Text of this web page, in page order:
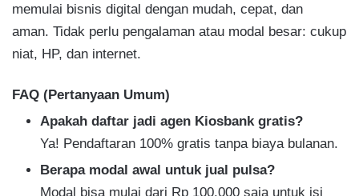
memulai bisnis digital dengan mudah, cepat, dan
aman. Tidak perlu pengalaman atau modal besar: cukup
niat, HP, dan internet.
FAQ (Pertanyaan Umum)
Apakah daftar jadi agen Kiosbank gratis?
Ya! Pendaftaran 100% gratis tanpa biaya bulanan.
Berapa modal awal untuk jual pulsa?
Modal bisa mulai dari Rp 100.000 saja untuk isi